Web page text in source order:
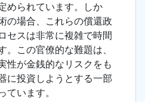
められています。しか
の場合、これらの償還政
セスは非常に複雑で時間
。この官僚的な難題は、
性が金銭的なリスクをも
に投資しようとする一部
ています。